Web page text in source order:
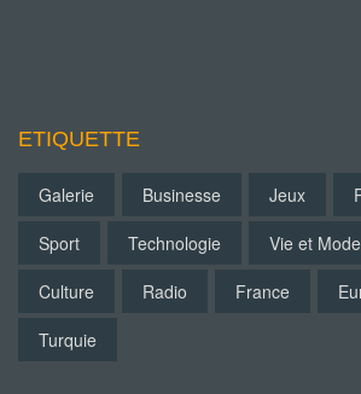
ETIQUETTE
Galerie Businesse Jeux
Sport
Technologie Vie et Mode
Culture
Radio France
Turquie